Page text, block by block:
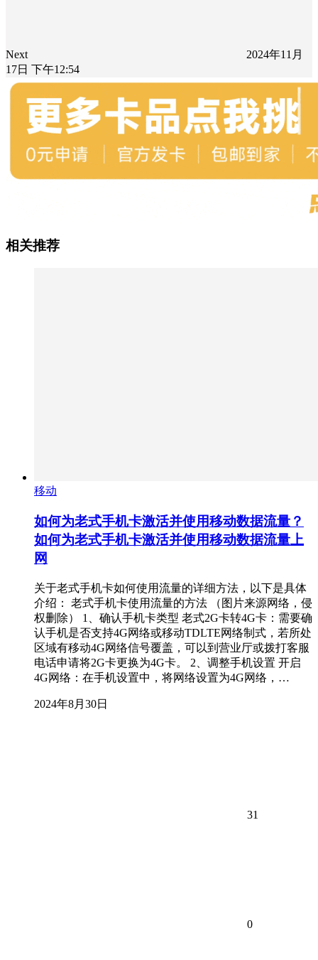
Next
2024年11月
17日 下午12:54
相关推荐
移动
如何为老式手机卡激活并使用移动数据流量？
如何为老式手机卡激活并使用移动数据流量上
网
关于老式手机卡如何使用流量的详细方法，以下是具体
介绍： 老式手机卡使用流量的方法 （图片来源网络，侵
权删除） 1、确认手机卡类型 老式2G卡转4G卡：需要确
认手机是否支持4G网络或移动TDLTE网络制式，若所处
区域有移动4G网络信号覆盖，可以到营业厅或拨打客服
电话申请将2G卡更换为4G卡。 2、调整手机设置 开启
4G网络：在手机设置中，将网络设置为4G网络，…
2024年8月30日
31
0